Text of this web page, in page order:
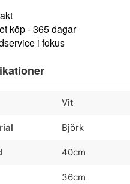
köp - 365 dagar
i fokus
Vit
Björk
40cm
36cm